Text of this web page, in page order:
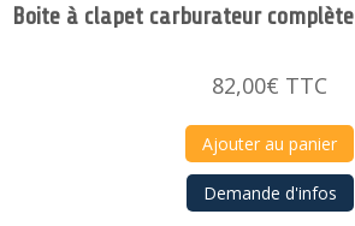
Boite à clapet carburateur complète
82,00€ TTC
Ajouter au panier
Demande d'infos